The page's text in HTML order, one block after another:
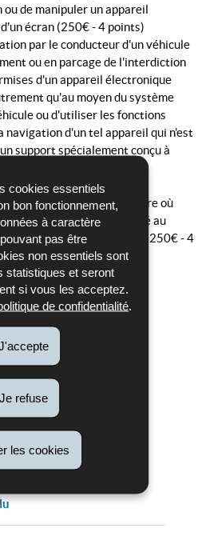
cookies essentiels
bon fonctionnement,
à caractère
pas être
non essentiels sont
statistiques et seront
si vous les acceptez.
de confidentialité.
Je refuse
les cookies
de manipuler un appareil
écran (250€ - 4 points)
par le conducteur d'un véhicule
ou en parcage de l'interdiction
d'un appareil électronique
qu'au moyen du système
ou d'utiliser les fonctions
navigation d'un tel appareil qui n'est
support spécialement conçu à
par le conducteur de
homologué obligatoire où
n'est ni intégré, ni fixé au
prescriptions du fabricant (250€ - 4